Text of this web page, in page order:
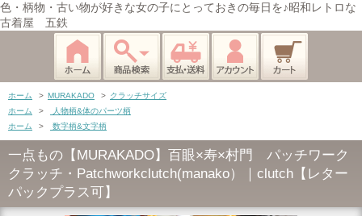
色・柄物・古い物が好きな女の子にとっておきの毎日を♪昭和レトロな
古着屋 五鉄
ホーム > MURAKADO > クラッチサイズ
ホーム
>
人物柄&体のパーツ柄
ホーム
> 数字柄&文字柄
一点もの【MURAKADO】百眼×寿×村門 パッチワーク
クラッチ・Patchworkclutch(manako）｜clutch【レター
パックプラス可】